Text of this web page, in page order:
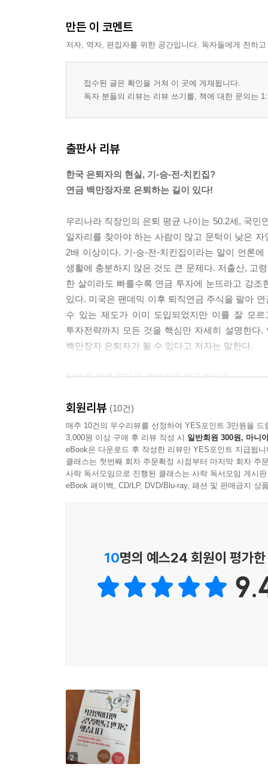
만든 이 코멘트
저자, 역자, 편집자를 위한 공간입니다. 독자들에게 전하
접수된 글은 확인을 거쳐 이 곳에 게재됩니다.
독자 분들의 리뷰는 리뷰 쓰기를, 책에 대한 문의는
출판사 리뷰
한국 은퇴자의 현실, 기-승-전-치킨집?
연금 백만장자로 은퇴하는 길이 있다!
우리나라 직장인의 은퇴 평균 나이는 50.2세, 국민
일자리를 찾아야 하는 사람이 많고 문턱이 낮은
2배 이상이다. 기-승-전-치킨집이라는 말이 언론
생활에 충분하지 않은 것도 큰 문제다. 저출산, 고
한 살이라도 빠를수록 연금 투자에 눈뜨라고 강
있다. 미국은 팬데믹 이후 퇴직연금 주식을 팔아
수 있는 제도가 이미 도입되었지만 이를 잘 모
투자전략까지 모든 것을 핵심만 자세히 설명한다
백만장자 은퇴자가 될 수 있다고 저자는 말한다.
어떻게 하면 공무원 부럽잖은 연금 받나?
직장인과 달리 공무원은 정년퇴직이 보장되며
국민연금 수령액의 4배 이상이며, 그 차이는 납
따라서 그 차이인 9%를 개인연금 및 퇴직연금
풍부한 연금저축펀드, 그리고 퇴직연금 중
국민연금과 공무원연금의 또 다른 차이는 바로
원이다. 즉 연봉 6,636만 원 이상인 사람은 연봉
개좌 개설부터 무진장 쉽다!
한국형 올웨더 포트폴리오로 고수익도 챙겨라
책은 초보자들을 위해 연금 투자의 A부터 Z까지
(섹터)별 ETF와 테마별 ETF의 주요 목록도 넣
지급받는 것이 의무화되었는데, 이를 비롯해 달
올웨더 포트폴리오(연금저축형 & 퇴직연금형)도
리츠와 이머징 주식 등 선진국 지수를 중심으로
13장에서는 총 6가지 사례를 통해 연령 또는 상
원에서 55만 원을 연금저축펀드에 납입했을 때
회원리뷰 (10건)
매주 10건의 우수리뷰를 선정하여 YES포인트 3만원을 드
3,000원 이상 구매 후 리뷰 작성 시 일반회원 300원, 마니
eBook은 다운로드 후 작성한 리뷰만 YES포인트 지급됩니
클래스는 첫번째 회차 주문확정 시점부터 마지막 회차 주
사락 독서모임으로 진행된 클래스는 사락 독서모임 게시
eBook 페이백, CD/LP, DVD/Blu-ray, 패션 및 판매금지 상
10명의 예스24 회원이 평가
2